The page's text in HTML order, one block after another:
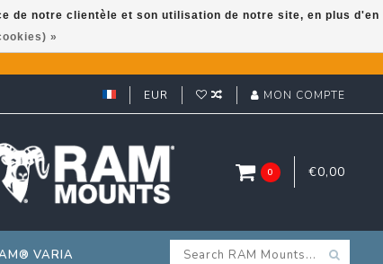
EUR MON COMPTE
0 €0,00
VARIA
de notre clientèle et son utilisation de notre site, en plus d'en
»